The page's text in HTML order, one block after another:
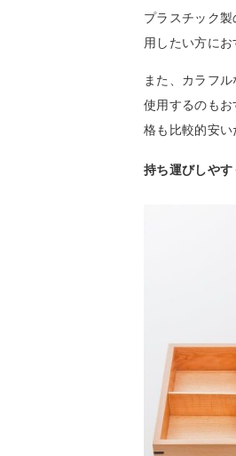
プラスチック
用したい方にお
また、カラフ
使用するのも
格も比較的安い
持ち運びしや